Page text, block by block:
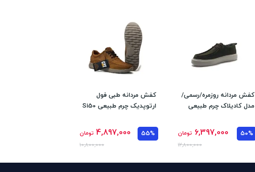
کفش مردانه روزمره/رسمی/
مدل کادیلاک چرم طبیعی
50%
6,397,000 تومان
12,800,000
کفش مردانه طبی فول
ارتوپدیک چرم طبیعی Si50
55%
4,897,000 تومان
10,800,000